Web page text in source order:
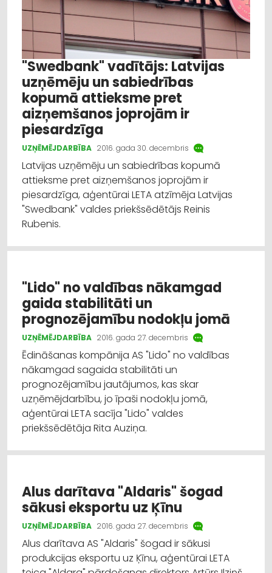
"Swedbank" vadītājs: Latvijas
uzņēmēju un sabiedrības
kopumā attieksme pret
aizņemšanos joprojām ir
piesardzīga
UZŅĒMĒJDARBĪBA 2016. gada 30. decembris
Latvijas uzņēmēju un sabiedrības kopumā
attieksme pret aizņemšanos joprojām ir
piesardzīga, aģentūrai LETA atzīmēja Latvijas
"Swedbank" valdes priekšsēdētājs Reinis
Rubenis.
"Lido" no valdības nākamgad
gaida stabilitāti un
prognozējamību nodokļu jomā
UZŅĒMĒJDARBĪBA 2016. gada 27. decembris
Ēdināšanas kompānija AS "Lido" no valdības
nākamgad sagaida stabilitāti un
prognozējamību jautājumos, kas skar
uzņēmējdarbību, jo īpaši nodokļu jomā,
aģentūrai LETA sacīja "Lido" valdes
priekšsēdētāja Rita Auziņa.
Alus darītava "Aldaris" šogad
sākusi eksportu uz Ķīnu
UZŅĒMĒJDARBĪBA 2016. gada 27. decembris
Alus darītava AS "Aldaris" šogad ir sākusi
produkcijas eksportu uz Ķīnu, aģentūrai LETA